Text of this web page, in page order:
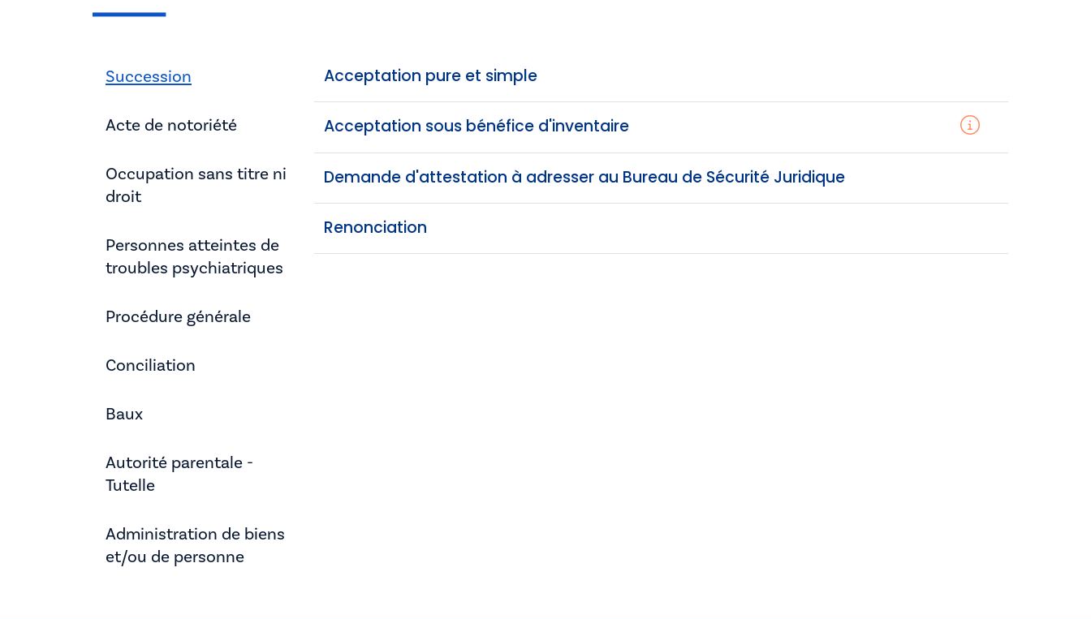
Succession
Acte de notoriété
Occupation sans titre ni
droit
Personnes atteintes de
troubles psychiatriques
Procédure générale
Conciliation
Baux
Autorité parentale -
Tutelle
Administration de biens
et/ou de personne
Acceptation pure et simple
Acceptation sous bénéfice d'inventaire
Demande d'attestation à adresser au Bureau de Sécurité Juridique
Renonciation